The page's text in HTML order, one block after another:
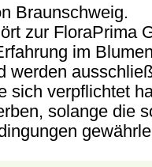
Braunschweig.
zur FloraPrima
im
werden
sich verpflichtet
solange die